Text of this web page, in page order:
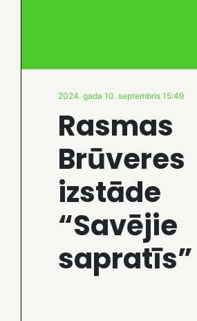
2024. gada 10. septembris 15:49
Rasmas
Brūveres
izstāde
“Savējie
sapratīs”